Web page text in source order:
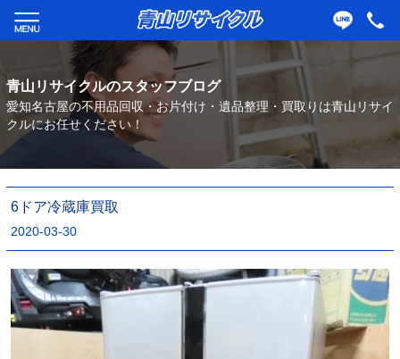
青山リサイクルのスタッフブログ
愛知名古屋の不用品回収・お片付け・遺品整理・買取りは青山リサイ
クルにお任せください！
6ドア冷蔵庫買取
2020-03-30